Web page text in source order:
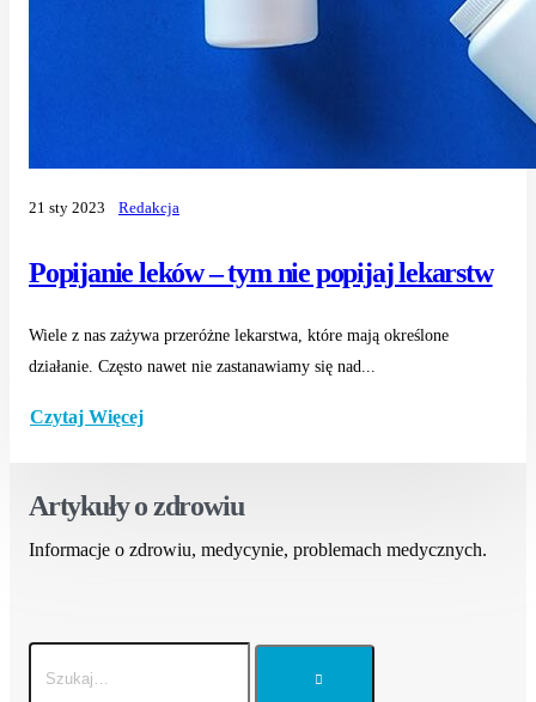
Popijanie leków – tym nie popijaj lekarstw
21 sty 2023 Redakcja
Wiele z nas zażywa przeróżne lekarstwa, które mają określone
działanie. Często nawet nie zastanawiamy się nad...
Czytaj Więcej
Artykuły o zdrowiu
Informacje o zdrowiu, medycynie, problemach medycznych.